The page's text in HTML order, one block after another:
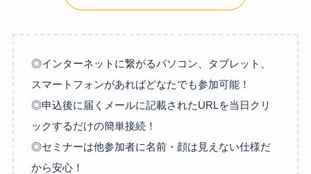
◎インターネットに繋がるパソコン、タブレット、
スマートフォンがあればどなたでも参加可能！
◎申込後に届くメールに記載されたURLを当日クリ
ックするだけの簡単接続！
◎セミナーは他参加者に名前・顔は見えない仕様だ
から安心！